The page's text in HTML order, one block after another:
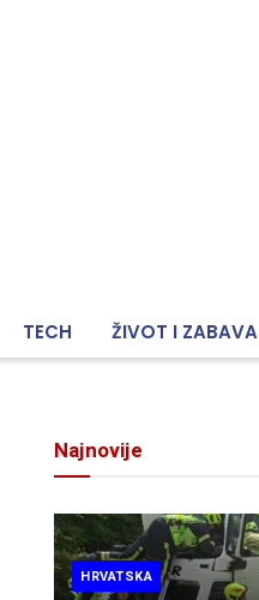
TECH ŽIVOT I ZABAVA
Najnovije
HRVATSKA